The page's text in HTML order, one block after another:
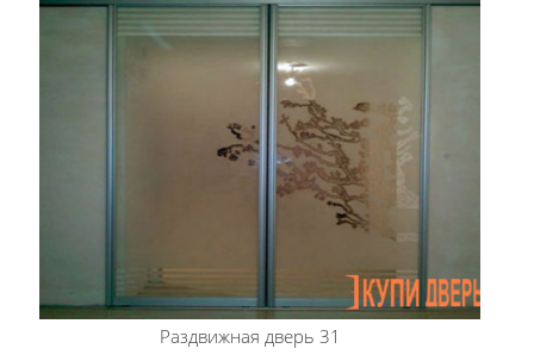
Раздвижная дверь 31